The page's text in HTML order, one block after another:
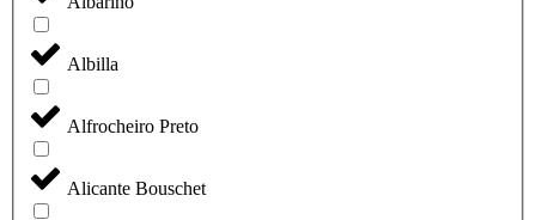
Albilla
Alfrocheiro Preto
Alicante Bouschet